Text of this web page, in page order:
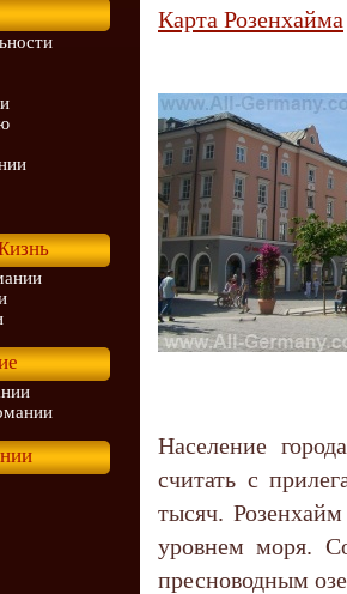
Карта Розенхайма
Население
считать с
тысяч.
уровнем моря.
пресноводным